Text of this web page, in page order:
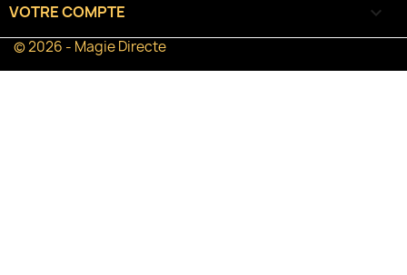
VOTRE COMPTE 
© 2026 - Magie Directe